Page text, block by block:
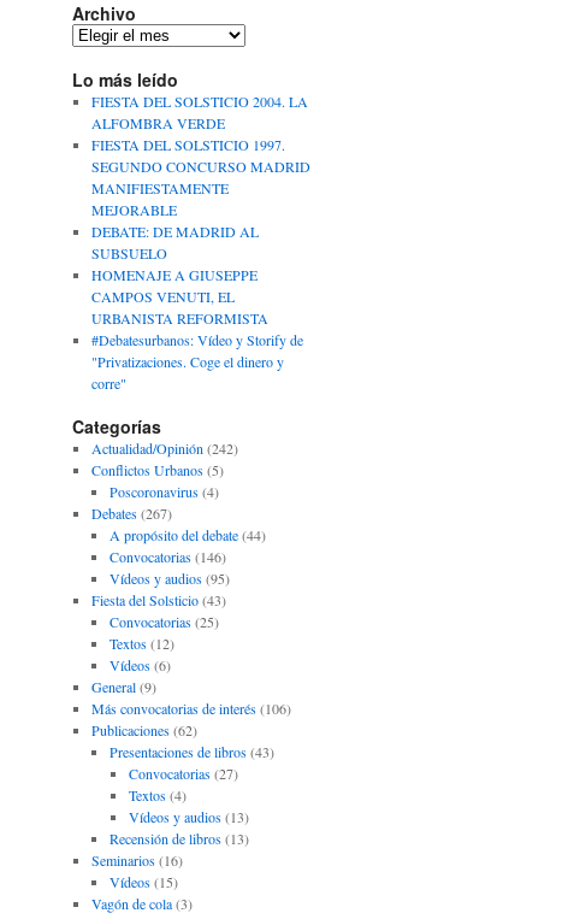
Archivo
Archivo
Lo más leído
FIESTA DEL SOLSTICIO 2004. LA
ALFOMBRA VERDE
FIESTA DEL SOLSTICIO 1997.
SEGUNDO CONCURSO MADRID
MANIFIESTAMENTE
MEJORABLE
DEBATE: DE MADRID AL
SUBSUELO
HOMENAJE A GIUSEPPE
CAMPOS VENUTI, EL
URBANISTA REFORMISTA
#Debatesurbanos: Vídeo y Storify de
"Privatizaciones. Coge el dinero y
corre"
Categorías
Actualidad/Opinión (242)
Conflictos Urbanos(5)
Poscoronavirus(4)
Debates(267)
A propósito del debate(44)
Convocatorias(146)
Vídeos y audios(95)
Fiesta del Solsticio(43)
Convocatorias(25)
Textos(12)
Vídeos(6)
General(9)
Más convocatorias de interés(106)
Publicaciones(62)
Presentaciones de libros(43)
Convocatorias(27)
Textos(4)
Vídeos y audios(13)
Recensión de libros(13)
Seminarios(16)
Vídeos(15)
Vagón de cola(3)